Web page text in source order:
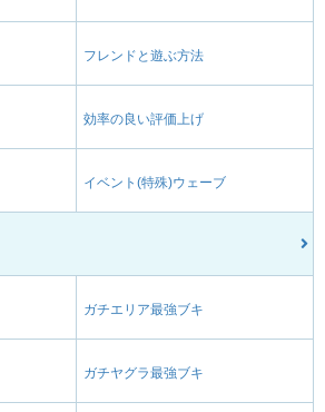
フレンドと遊ぶ方法
効率の良い評価上げ
イベント(特殊)ウェーブ
ガチエリア最強ブキ
ガチヤグラ最強ブキ